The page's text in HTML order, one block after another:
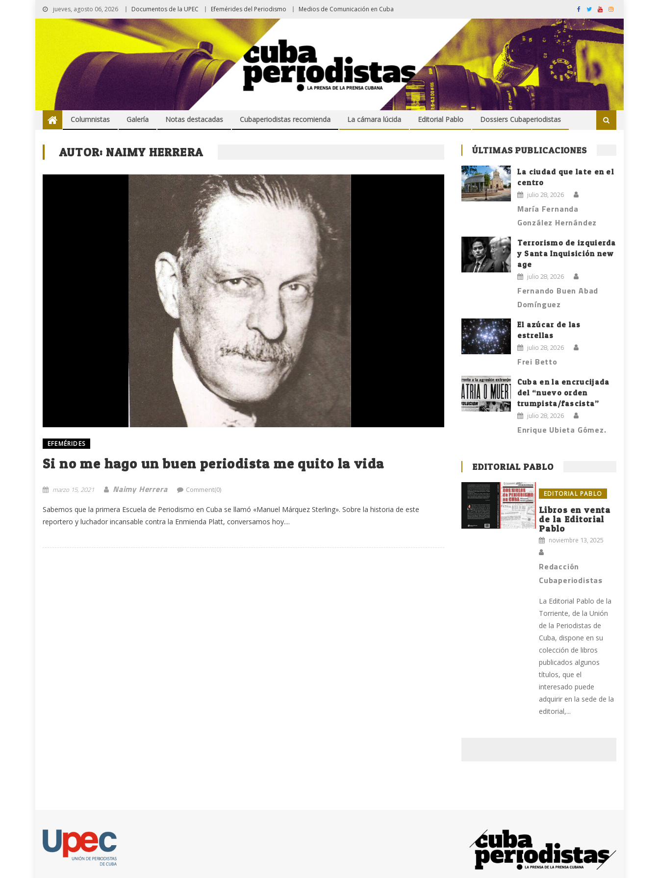
jueves, agosto 06, 2026 Documentos de la UPEC Efemérides del Periodismo Medios de Comunicación en Cuba
Columnistas Galería Notas destacadas Cubaperiodistas recomienda La cámara lúcida Editorial Pablo Dossiers Cubaperiodistas
AUTOR:NAIMY HERRERA
EFEMÉRIDES
Si no me hago un buen periodista me quito la vida
marzo 15, 2021 Naimy Herrera Comment(0)
Sabemos que la primera Escuela de Periodismo en Cuba se llamó «Manuel Márquez Sterling». Sobre la historia de este
reportero y luchador incansable contra la Enmienda Platt, conversamos hoy....
ÚLTIMAS PUBLICACIONES
La ciudad que late en el
centro
julio 28, 2026
María Fernanda
González Hernández
Terrorismo de izquierda
y Santa Inquisición new
age
julio 28, 2026
Fernando Buen Abad
Domínguez
El azúcar de las
estrellas
julio 28, 2026
Frei Betto
Cuba en la encrucijada
del “nuevo orden
trumpista/fascista”
julio 28, 2026
Enrique Ubieta Gómez.
EDITORIAL PABLO
EDITORIAL PABLO
Libros en venta
de la Editorial
Pablo
noviembre 13, 2025
Redacción
Cubaperiodistas
La Editorial Pablo de la
Torriente, de la Unión
de la Periodistas de
Cuba, dispone en su
colección de libros
publicados algunos
títulos, que el
interesado puede
adquirir en la sede de la
editorial,...